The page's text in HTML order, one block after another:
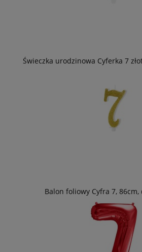
Świeczka urodzinowa Cyferka 7
Balon foliowy Cyfra 7, 86cm,